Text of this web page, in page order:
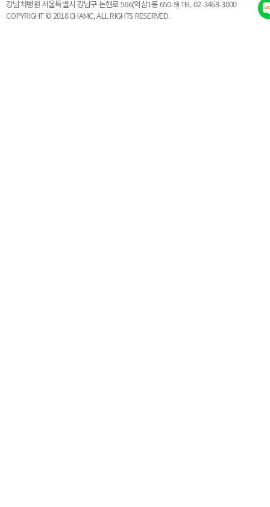
강남차병원 서울특별시 강남구 논현로 566(역삼1동 650-9) TEL 02-3468-3000
COPYRIGHT © 2018 CHAMC, ALL RIGHTS RESERVED.